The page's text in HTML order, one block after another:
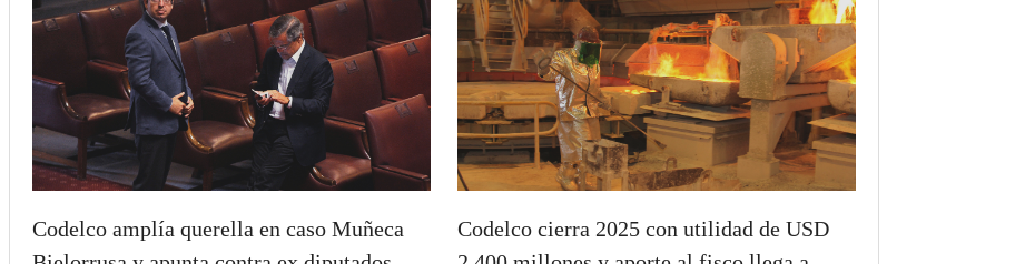
Codelco amplía querella en caso Muñeca
Codelco cierra 2025 con utilidad de USD